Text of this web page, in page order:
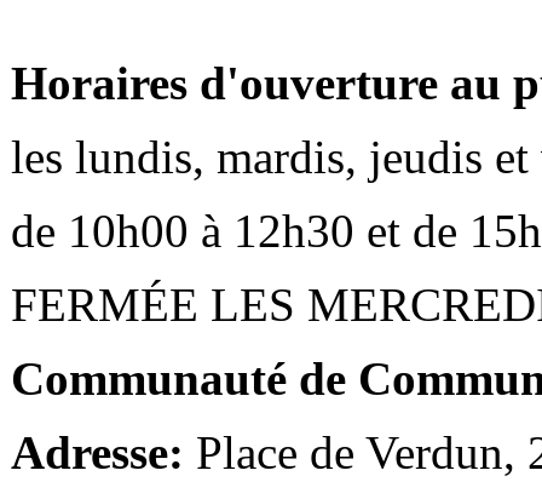
Horaires d'ouverture au
les lundis, mardis, jeudis et
de 10h00 à 12h30 et de
FERMÉE LES
Communauté de
Adresse: Place de Verdun,